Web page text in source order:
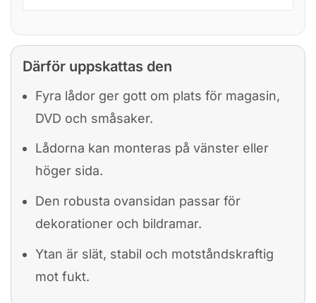
Därför uppskattas den
Fyra lådor ger gott om plats för magasin,
DVD och småsaker.
Lådorna kan monteras på vänster eller
höger sida.
Den robusta ovansidan passar för
dekorationer och bildramar.
Ytan är slät, stabil och motståndskraftig
mot fukt.